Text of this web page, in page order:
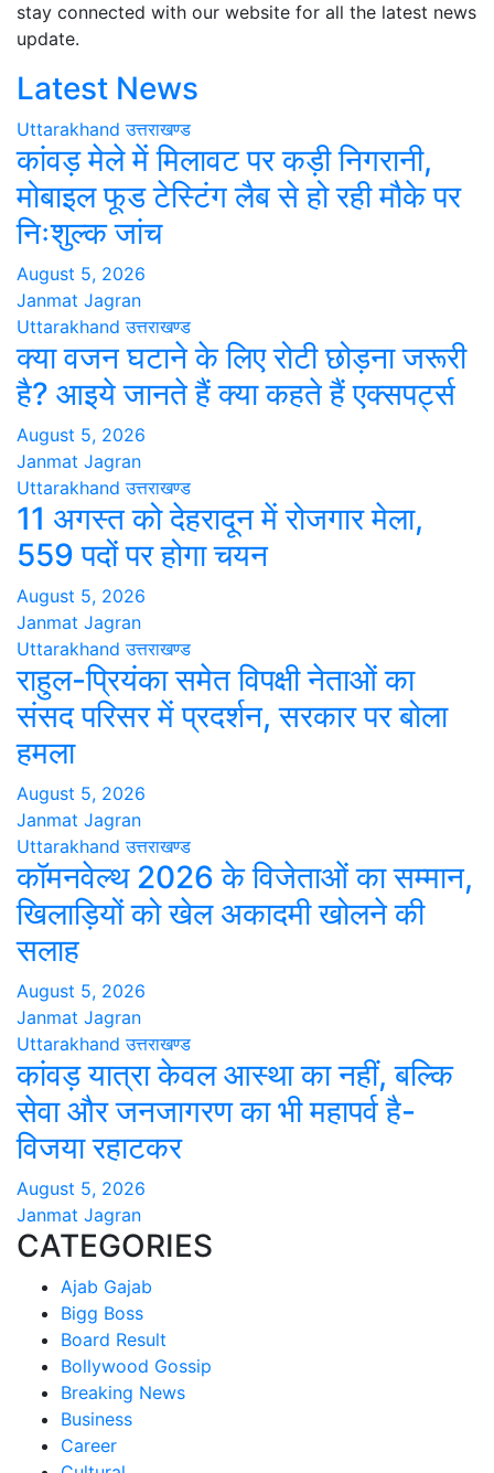
stay connected with our website for all the latest news
update.
Latest News
Uttarakhand उत्तराखण्ड
कांवड़ मेले में मिलावट पर कड़ी निगरानी,
मोबाइल फूड टेस्टिंग लैब से हो रही मौके पर
निःशुल्क जांच
August 5, 2026
Janmat Jagran
Uttarakhand उत्तराखण्ड
क्या वजन घटाने के लिए रोटी छोड़ना जरूरी
है? आइये जानते हैं क्या कहते हैं एक्सपर्ट्स
August 5, 2026
Janmat Jagran
Uttarakhand उत्तराखण्ड
11 अगस्त को देहरादून में रोजगार मेला,
559 पदों पर होगा चयन
August 5, 2026
Janmat Jagran
Uttarakhand उत्तराखण्ड
राहुल-प्रियंका समेत विपक्षी नेताओं का
संसद परिसर में प्रदर्शन, सरकार पर बोला
हमला
August 5, 2026
Janmat Jagran
Uttarakhand उत्तराखण्ड
कॉमनवेल्थ 2026 के विजेताओं का सम्मान,
खिलाड़ियों को खेल अकादमी खोलने की
सलाह
August 5, 2026
Janmat Jagran
Uttarakhand उत्तराखण्ड
कांवड़ यात्रा केवल आस्था का नहीं, बल्कि
सेवा और जनजागरण का भी महापर्व है-
विजया रहाटकर
August 5, 2026
Janmat Jagran
CATEGORIES
Ajab Gajab
Bigg Boss
Board Result
Bollywood Gossip
Breaking News
Business
Career